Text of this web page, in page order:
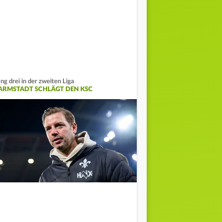
drei in der zweiten Liga
SCHLÄGT DEN KSC